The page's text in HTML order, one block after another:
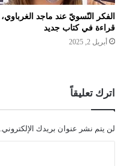
الفكر النّسويّ عند ماجد الغرباوي،
قراءة في كتاب جديد
أبريل 2, 2025
اترك تعليقاً
لن يتم نشر عنوان بريدك الإلكتروني.